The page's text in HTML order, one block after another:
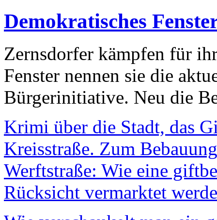
Demokratisches
Zernsdorfer kämpfen für
Fenster nennen sie die
Bürgerinitiative. Neu die
Krimi über die Stadt, das
Kreisstraße. Zum
Werftstraße: Wie eine
Rücksicht vermarktet